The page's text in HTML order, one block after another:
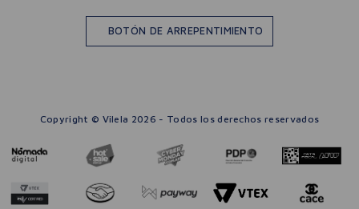
＋
BOTÓN DE ARREPENTIMIENTO
Copyright © Vilela 2026 - Todos los derechos reservados